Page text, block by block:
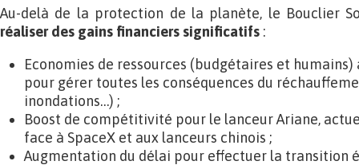
Au-delà de la protection de la planète, le Bouclier
réaliser des gains financiers significatifs :
Economies de ressources (budgétaires et
pour gérer toutes les conséquences du
inondations…) ;
Boost de compétitivité pour le lanceur Ariane,
face à SpaceX et aux lanceurs chinois ;
Augmentation du délai pour effectuer la transition